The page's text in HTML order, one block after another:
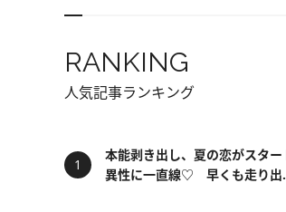
RANKING
人気記事ランキング
本能剥き出し、夏の恋がスタ
異性に一直線♡ 早くも走り出